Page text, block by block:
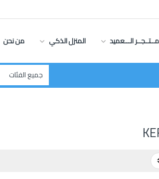
مــتــجــر الـــعميد المنزل الذكي من نحن